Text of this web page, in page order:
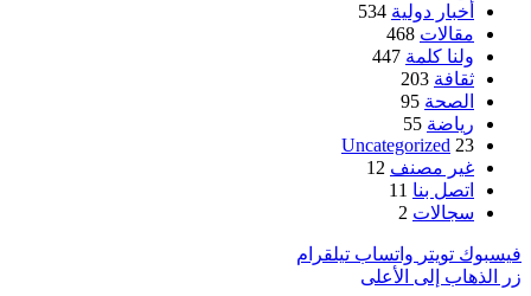
أخبار دولية 534
مقالات 468
ولنا كلمة 447
ثقافة 203
الصحة 95
رياضة 55
Uncategorized 23
غير مصنف 12
اتصل بنا 11
سجالات 2
فيسبوك تويتر واتساب تيلقرام
زر الذهاب إلى الأعلى